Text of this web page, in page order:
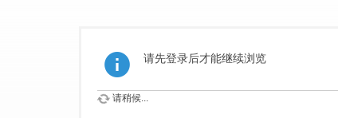
请先登录后才能继续浏览
请稍候...